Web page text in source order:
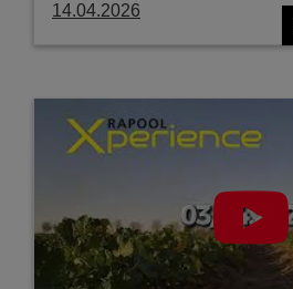
14.04.2026